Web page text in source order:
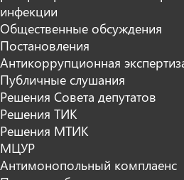
инфекции
Общественные обсуждения
Постановления
Антикоррупционная
Публичные слушания
Решения Совета депутатов
Решения ТИК
Решения МТИК
МЦУР
Антимонопольный комплаенс